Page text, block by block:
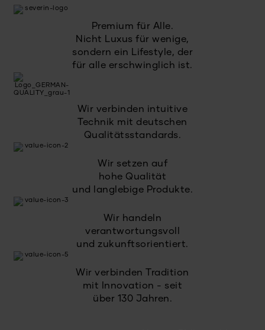
Premium für Alle.
Nicht Luxus für wenige,
sondern ein Lifestyle, der
für alle erschwinglich ist.
Wir verbinden intuitive
Technik mit deutschen
Qualitätsstandards.
Wir setzen auf
hohe Qualität
und langlebige Produkte.
Wir handeln
verantwortungsvoll
und zukunftsorientiert.
Wir verbinden Tradition
mit Innovation - seit
über 130 Jahren.